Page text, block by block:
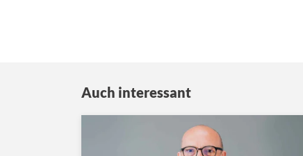
Auch interessant